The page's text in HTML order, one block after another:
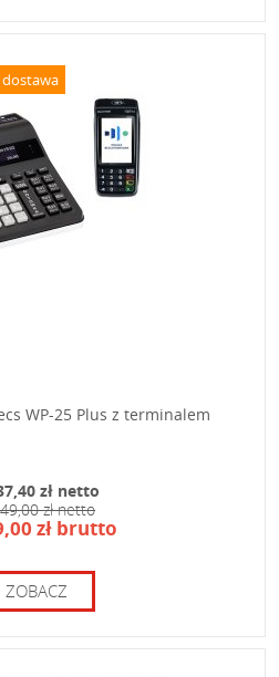
dostawa
WP-25 Plus z terminalem
zł netto
zł netto
zł brutto
ZOBACZ